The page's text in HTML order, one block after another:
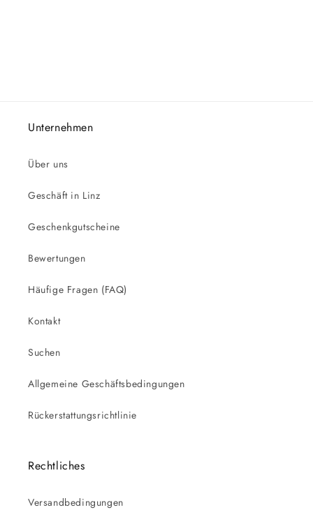
Unternehmen
Über uns
Geschäft in Linz
Geschenkgutscheine
Bewertungen
Häufige Fragen (FAQ)
Kontakt
Suchen
Allgemeine Geschäftsbedingungen
Rückerstattungsrichtlinie
Rechtliches
Versandbedingungen